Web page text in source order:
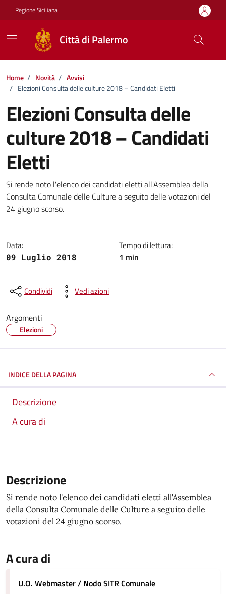
Vai ai contenuti
Vai al footer
Regione Siciliana
Città di Palermo
Home / Novità / Avvisi
/ Elezioni Consulta delle culture 2018 – Candidati Eletti
Elezioni Consulta delle
culture 2018 – Candidati
Eletti
Dettagli della notizia
Si rende noto l'elenco dei candidati eletti all'Assemblea della
Consulta Comunale delle Culture a seguito delle votazioni del
24 giugno scorso.
Data:
09 Luglio 2018
Tempo di lettura:
1 min
Condividi Vedi azioni
Argomenti
Elezioni
INDICE DELLA PAGINA
Descrizione
A cura di
Descrizione
Si rende noto l'elenco dei candidati eletti all'Assemblea
della Consulta Comunale delle Culture a seguito delle
votazioni del 24 giugno scorso.
A cura di
U.O. Webmaster / Nodo SITR Comunale